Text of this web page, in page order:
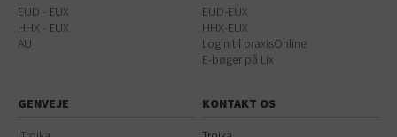
EUD - EUX
HHX - EUX
AU
EUD-EUX
HHX-EUX
Login til praxisOnline
E-bøger på Lix
GENVEJE
KONTAKT OS